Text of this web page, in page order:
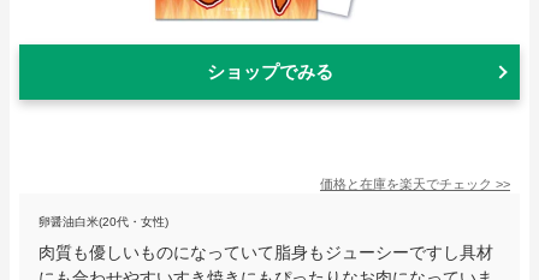
ショップでみる
価格と在庫を楽天でチェック >>
卵醤油白米(20代・女性)
肉質も優しいものになっていて脂身もジューシーですし具材